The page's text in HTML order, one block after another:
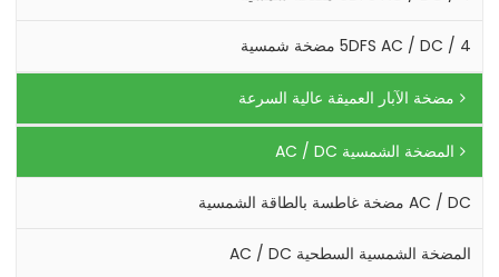
4 / 5DFS AC / DC مضخة شمسية
مضخة الآبار العميقة عالية السرعة
المضخة الشمسية AC / DC
AC / DC مضخة غاطسة بالطاقة الشمسية
المضخة الشمسية السطحية AC / DC